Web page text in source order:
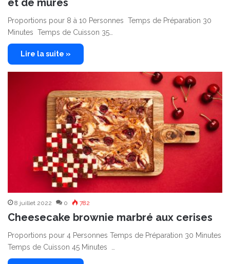
et de mûres
Proportions pour 8 à 10 Personnes Temps de Préparation 30
Minutes Temps de Cuisson 35…
Lire la suite »
8 juillet 2022 0 782
Cheesecake brownie marbré aux cerises
Proportions pour 4 Personnes Temps de Préparation 30 Minutes
Temps de Cuisson 45 Minutes …